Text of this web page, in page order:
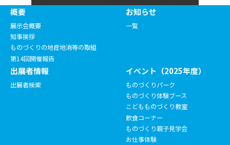
概要
展示会概要
知事挨拶
ものづくりの地産地消等の取組
第14回開催報告
お知らせ
一覧
出展者情報
出展者検索
イベント（2025年度）
ものづくりパーク
ものづくり体験ブース
こどもものづくり教室
飲食コーナー
ものづくり親子見学会
お仕事体験